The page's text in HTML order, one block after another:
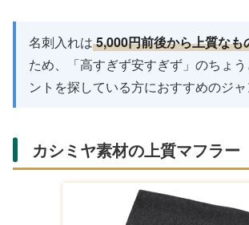
名刺入れは 5,000円前後から上質なも
ため、「高すぎず安すぎず」のちょ
ントを探している方におすすめのジャ
カシミヤ素材の上質マフラー